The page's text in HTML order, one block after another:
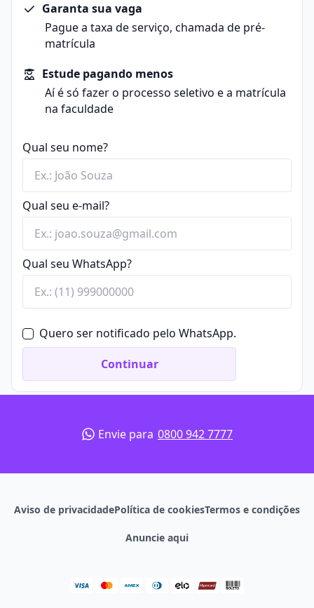
Garanta sua vaga
Pague a taxa de serviço, chamada de pré-
matrícula
Estude pagando menos
Aí é só fazer o processo seletivo e a matrícula
na faculdade
Qual seu nome?
Qual seu e-mail?
Qual seu WhatsApp?
Quero ser notificado pelo WhatsApp.
Continuar
Envie para 0800 942 7777
Aviso de privacidadePolítica de cookiesTermos e condições
Anuncie aqui